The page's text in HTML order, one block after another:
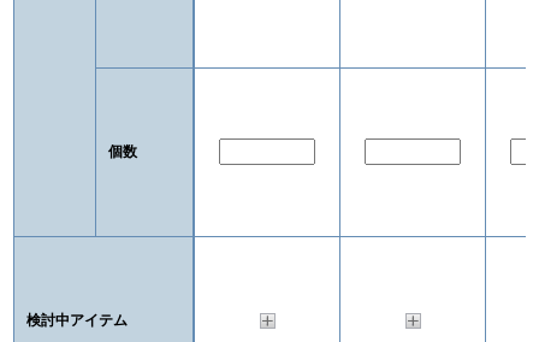
個数
検討中アイテム